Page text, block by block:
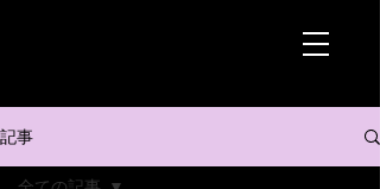
記事